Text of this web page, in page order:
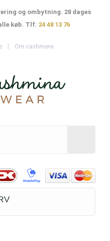
og ombytning. 28 dages
køb. Tlf: 24 48 13 76
Om cashmere